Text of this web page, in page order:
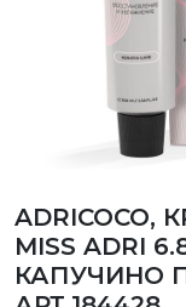
MISS ADRI
КАПУЧИНО